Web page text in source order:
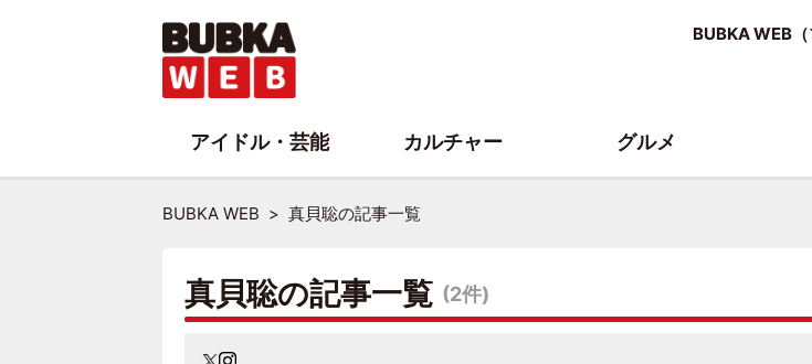
BUBKA WEB
BUBKA WEB 真貝聡の記事一覧
真貝聡の記事一覧 (2件)
アイドル・芸能 カルチャー グルメ